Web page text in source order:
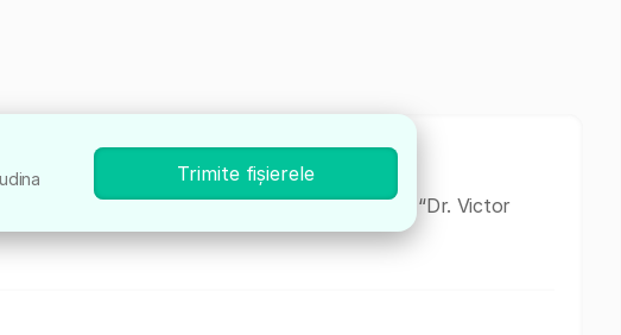
cadrul S.P.I.A.A.M de la Spitalul Clinic de Copii “Dr. Victor
Trimite fișierele